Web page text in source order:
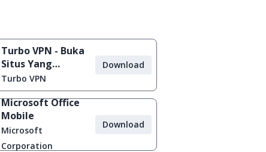
Turbo VPN - Buka
Situs Yang
Diblokir
Turbo VPN
Download
Microsoft Office
Mobile
Microsoft
Corporation
Download